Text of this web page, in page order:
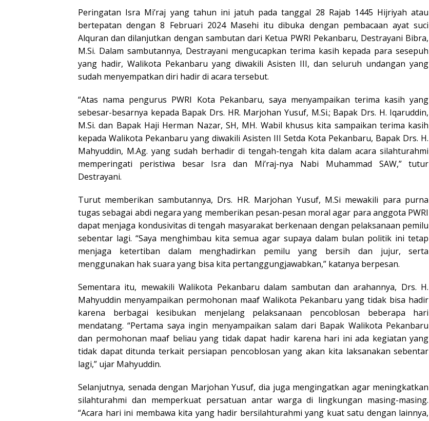
Peringatan Isra Mi’raj yang tahun ini jatuh pada tanggal 28 Rajab 1445 Hijriyah atau
bertepatan dengan 8 Februari 2024 Masehi itu dibuka dengan pembacaan ayat suci
Alquran dan dilanjutkan dengan sambutan dari Ketua PWRI Pekanbaru, Destrayani Bibra,
M.Si. Dalam sambutannya, Destrayani mengucapkan terima kasih kepada para sesepuh
yang hadir, Walikota Pekanbaru yang diwakili Asisten III, dan seluruh undangan yang
sudah menyempatkan diri hadir di acara tersebut.
“Atas nama pengurus PWRI Kota Pekanbaru, saya menyampaikan terima kasih yang
sebesar-besarnya kepada Bapak Drs. HR. Marjohan Yusuf, M.Si.; Bapak Drs. H. Iqaruddin,
M.Si. dan Bapak Haji Herman Nazar, SH, MH. Wabil khusus kita sampaikan terima kasih
kepada Walikota Pekanbaru yang diwakili Asisten III Setda Kota Pekanbaru, Bapak Drs. H.
Mahyuddin, M.Ag. yang sudah berhadir di tengah-tengah kita dalam acara silahturahmi
memperingati peristiwa besar Isra dan Mi’raj-nya Nabi Muhammad SAW,” tutur
Destrayani.
Turut memberikan sambutannya, Drs. HR. Marjohan Yusuf, M.Si mewakili para purna
tugas sebagai abdi negara yang memberikan pesan-pesan moral agar para anggota PWRI
dapat menjaga kondusivitas di tengah masyarakat berkenaan dengan pelaksanaan pemilu
sebentar lagi. “Saya menghimbau kita semua agar supaya dalam bulan politik ini tetap
menjaga ketertiban dalam menghadirkan pemilu yang bersih dan jujur, serta
menggunakan hak suara yang bisa kita pertanggungjawabkan,” katanya berpesan.
Sementara itu, mewakili Walikota Pekanbaru dalam sambutan dan arahannya, Drs. H.
Mahyuddin menyampaikan permohonan maaf Walikota Pekanbaru yang tidak bisa hadir
karena berbagai kesibukan menjelang pelaksanaan pencoblosan beberapa hari
mendatang. “Pertama saya ingin menyampaikan salam dari Bapak Walikota Pekanbaru
dan permohonan maaf beliau yang tidak dapat hadir karena hari ini ada kegiatan yang
tidak dapat ditunda terkait persiapan pencoblosan yang akan kita laksanakan sebentar
lagi,” ujar Mahyuddin.
Selanjutnya, senada dengan Marjohan Yusuf, dia juga mengingatkan agar meningkatkan
silahturahmi dan memperkuat persatuan antar warga di lingkungan masing-masing.
“Acara hari ini membawa kita yang hadir bersilahturahmi yang kuat satu dengan lainnya,